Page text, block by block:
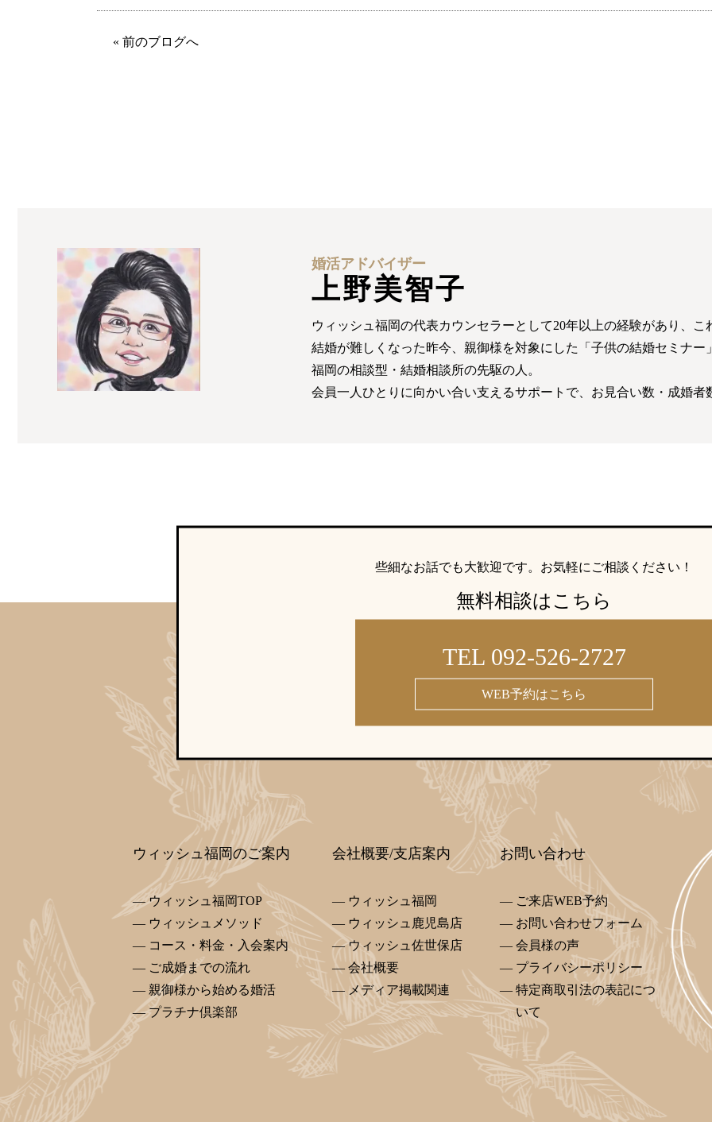
« 前のブログへ
婚活アドバイザー
上野美智子
ウィッシュ福岡の代表カウンセラーとして20年以上の経験があり、こ
結婚が難しくなった昨今、親御様を対象にした「子供の結婚セミナー
福岡の相談型・結婚相談所の先駆の人。
会員一人ひとりに向かい合い支えるサポートで、お見合い数・成婚者
些細なお話でも大歓迎です。 お気軽にご相談ください！
無料相談はこちら
TEL 092-526-2727
WEB予約はこちら
ウィッシュ福岡のご案内
ウィッシュ福岡TOP
ウィッシュメソッド
コース・料金・入会案内
ご成婚までの流れ
親御様から始める婚活
プラチナ倶楽部
会社概要/支店案内
ウィッシュ福岡
ウィッシュ鹿児島店
ウィッシュ佐世保店
会社概要
メディア掲載関連
お問い合わせ
ご来店WEB予約
お問い合わせフォーム
会員様の声
プライバシーポリシー
特定商取引法の表記につ
いて